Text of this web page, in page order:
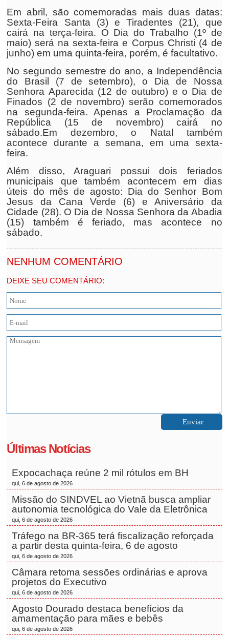
Em abril, são comemoradas mais duas datas:
Sexta-Feira Santa (3) e Tiradentes (21), que
cairá na terça-feira. O Dia do Trabalho (1º de
maio) será na sexta-feira e Corpus Christi (4 de
junho) em uma quinta-feira, porém, é facultativo.
No segundo semestre do ano, a Independência
do Brasil (7 de setembro), o Dia de Nossa
Senhora Aparecida (12 de outubro) e o Dia de
Finados (2 de novembro) serão comemorados
na segunda-feira. Apenas a Proclamação da
República (15 de novembro) cairá no
sábado.Em dezembro, o Natal também
acontece durante a semana, em uma sexta-
feira.
Além disso, Araguari possui dois feriados
municipais que também acontecem em dias
úteis do mês de agosto: Dia do Senhor Bom
Jesus da Cana Verde (6) e Aniversário da
Cidade (28). O Dia de Nossa Senhora da Abadia
(15) também é feriado, mas acontece no
sábado.
NENHUM COMENTÁRIO
DEIXE SEU COMENTÁRIO:
Últimas Notícias
Expocachaça reúne 2 mil rótulos em BH
qui, 6 de agosto de 2026
Missão do SINDVEL ao Vietnã busca ampliar
autonomia tecnológica do Vale da Eletrônica
qui, 6 de agosto de 2026
Tráfego na BR-365 terá fiscalização reforçada
a partir desta quinta-feira, 6 de agosto
qui, 6 de agosto de 2026
Câmara retoma sessões ordinárias e aprova
projetos do Executivo
qui, 6 de agosto de 2026
Agosto Dourado destaca benefícios da
amamentação para mães e bebês
qui, 6 de agosto de 2026